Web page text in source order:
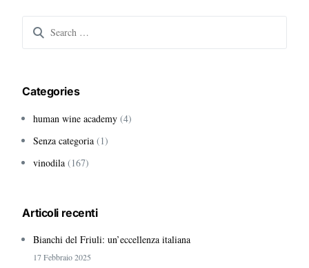
Search
Categories
human wine academy (4)
Senza categoria (1)
vinodila (167)
Articoli recenti
Bianchi del Friuli: un’eccellenza italiana
17 Febbraio 2025